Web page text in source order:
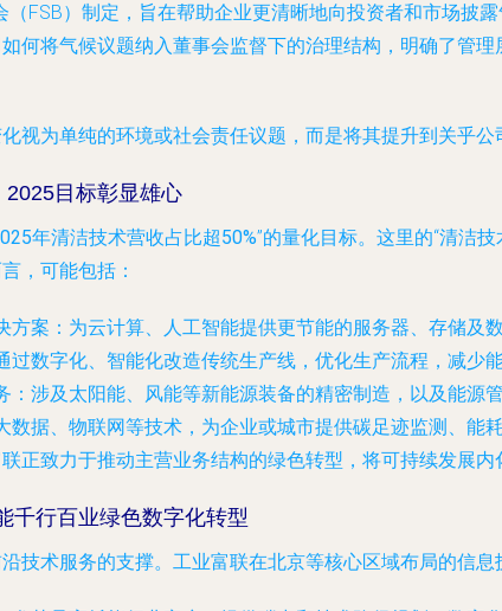
（FSB）制定，旨在帮助企业更清晰地向投资者和市场披
何将气候议题纳入董事会监督下的治理结构，明确了管
视为单纯的环境或社会责任议题，而是将其提升到关乎公
2025目标彰显雄心
年清洁技术营收占比超50%”的量化目标。这里的“清洁
，可能包括：
方案 ：为云计算、人工智能提供更节能的服务器、存储及
过数字化、智能化改造传统生产线，优化生产流程，减少
：涉及太阳能、风能等新能源装备的精密制造，以及能源
数据、物联网等技术，为企业或城市提供碳足迹监测、能
正致力于推动主营业务结构的绿色转型，将可持续发展内
千行百业绿色数字化转型
技术服务的支撑。工业富联在北京等核心区域布局的信息